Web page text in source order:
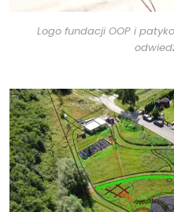
Logo fundacji OOP i